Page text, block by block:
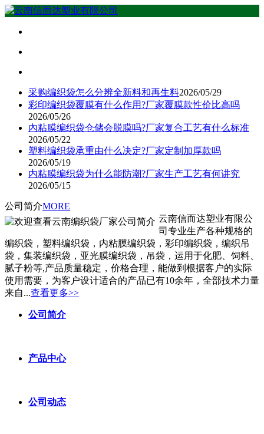
采购编织袋怎么分辨全新料和再生料2026/05/29
彩印编织袋覆膜有什么作用?厂家覆膜款性价比高吗
2026/05/26
內粘膜编织袋仓储会脱膜吗?厂家复合工艺有什么标准
2026/05/22
塑料编织袋承重由什么决定?厂家定制加厚款吗
2026/05/19
内粘膜编织袋为什么能防潮?厂家生产工艺有何讲究
2026/05/15
公司简介MORE
云南信而达塑业有限公
司专业生产各种规格的
编织袋，塑料编织袋，内粘膜编织袋，彩印编织袋，编织吊
袋，集装编织袋，亚光膜编织袋，吊袋，运用于化肥、饲料、
腻子粉等,产品质量稳定，价格合理，能做到根据客户的实际
使用需要，为客户设计适合的产品已有10余年，全部技术力量
来自...查看更多>>
公司简介
产品中心
公司动态